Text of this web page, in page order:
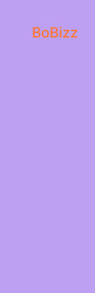
BoBizz